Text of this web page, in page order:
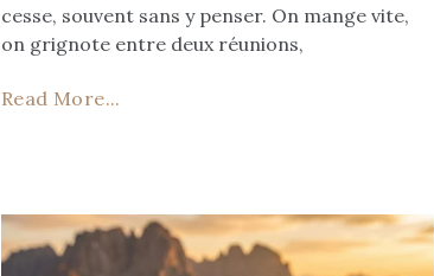
cesse, souvent sans y penser. On mange vite,
on grignote entre deux réunions,
Read More...